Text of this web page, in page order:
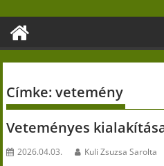
content
Címke:vetemény
Veteményes
2026.04.03. Kuli Zsuzsa Sarolta